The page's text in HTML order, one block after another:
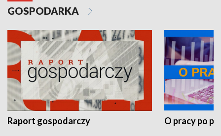
GOSPODARKA
Raport gospodarczy O pracy po